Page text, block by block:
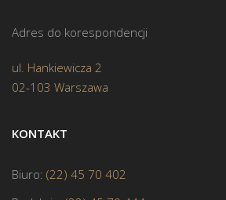
Adres do korespondencji
ul. Hankiewicza 2
02-103 Warszawa
KONTAKT
Biuro: (22) 45 70 402